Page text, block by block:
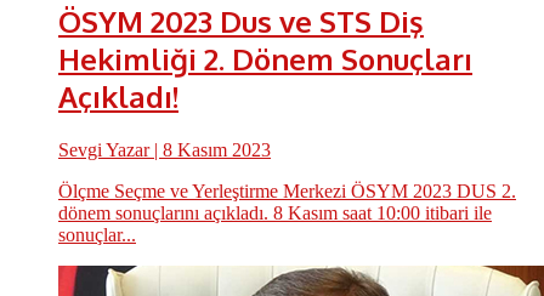
ÖSYM 2023 Dus ve STS Diş
Hekimliği 2. Dönem Sonuçları
Açıkladı!
Sevgi Yazar| 8 Kasım 2023
Ölçme Seçme ve Yerleştirme Merkezi ÖSYM 2023 DUS 2.
dönem sonuçlarını açıkladı. 8 Kasım saat 10:00 itibari ile
sonuçlar...